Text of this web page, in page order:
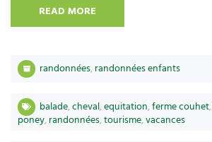
READ MORE
randonnées,randonnées enfants
balade,cheval,equitation,ferme couhet,
poney,randonnées,tourisme,vacances